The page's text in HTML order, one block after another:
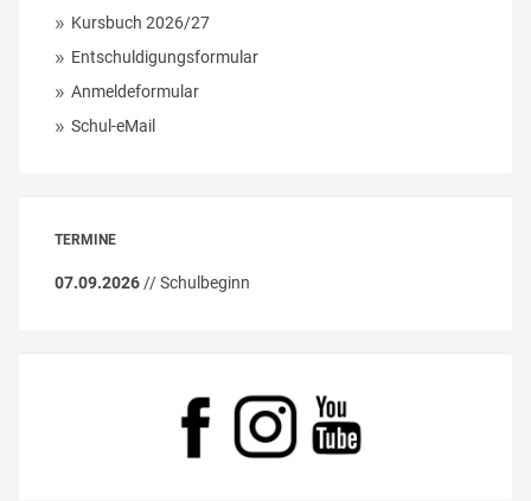
Kursbuch 2026/27
Entschuldigungsformular
Anmeldeformular
Schul-eMail
TERMINE
07.09.2026 // Schulbeginn